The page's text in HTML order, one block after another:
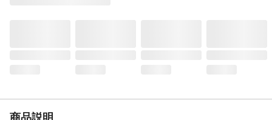
商品説明